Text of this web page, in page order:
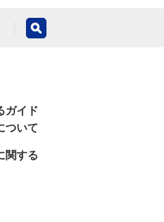
ガイド
ついて
関する